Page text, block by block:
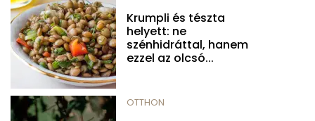
Krumpli és tészta
helyett: ne
szénhidráttal, hanem
ezzel az olcsó...
OTTHON